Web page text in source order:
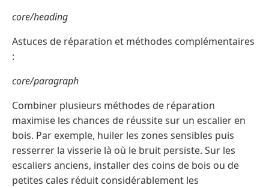
core/heading
Astuces de réparation et méthodes complémentaires
:
core/paragraph
Combiner plusieurs méthodes de réparation
maximise les chances de réussite sur un escalier en
bois. Par exemple, huiler les zones sensibles puis
resserrer la visserie là où le bruit persiste. Sur les
escaliers anciens, installer des coins de bois ou de
petites cales réduit considérablement les